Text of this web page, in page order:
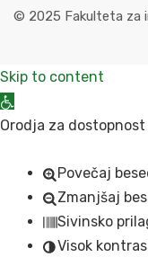
© 2025 Fakulteta za
Skip to content
Open toolbar
Orodja za dostopnost
Povečaj
Zmanjšaj
Sivinsko
Visok